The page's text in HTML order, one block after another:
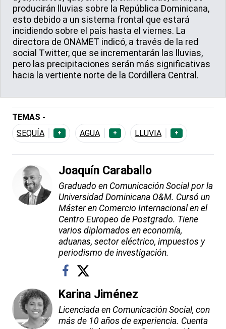
producirán lluvias sobre la República Dominicana,
esto debido a un sistema frontal que estará
incidiendo sobre el país hasta el viernes. La
directora de ONAMET indicó, a través de la red
social Twitter, que se incrementarán las lluvias,
pero las precipitaciones serán más significativas
hacia la vertiente norte de la Cordillera Central.
TEMAS -
SEQUÍA
+ AGUA + LLUVIA +
Joaquín Caraballo
Graduado en Comunicación Social por la
Universidad Dominicana O&M. Cursó un
Máster en Comercio Internacional en el
Centro Europeo de Postgrado. Tiene
varios diplomados en economía,
aduanas, sector eléctrico, impuestos y
periodismo de investigación.
Karina Jiménez
Licenciada en Comunicación Social, con
más de 10 años de experiencia. Cuenta